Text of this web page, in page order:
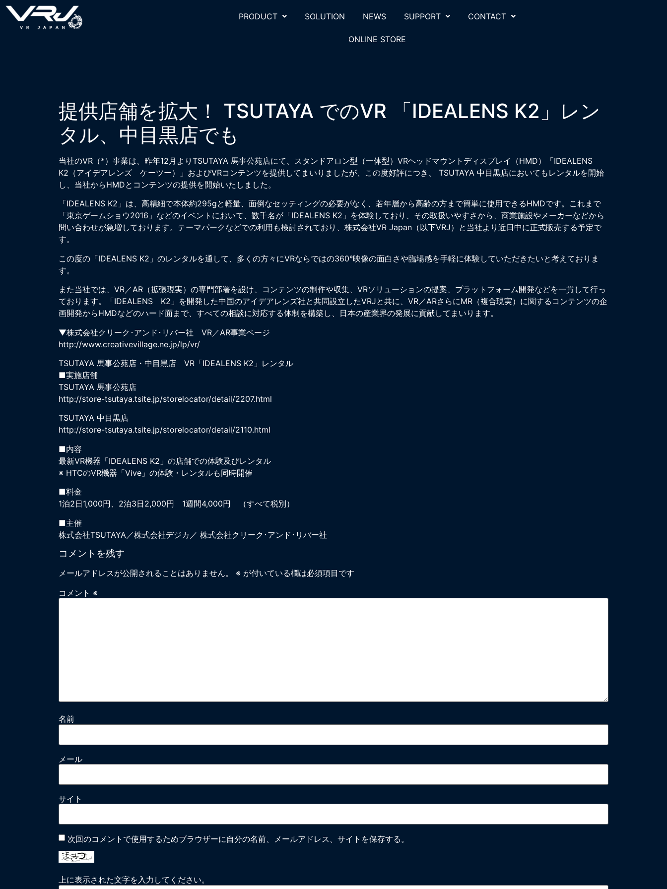
PRODUCT SOLUTION NEWS SUPPORT CONTACT
ONLINE STORE
提供店舗を拡大！ TSUTAYA でのVR 「IDEALENS K2」レン
タル、中目黒店でも
当社のVR（*）事業は、昨年12月よりTSUTAYA 馬事公苑店にて、スタンドアロン型（一体型）VRヘッドマウントディスプレイ（HMD）「IDEALENS
K2（アイデアレンズ ケーツー）」およびVRコンテンツを提供してまいりましたが、この度好評につき、 TSUTAYA 中目黒店においてもレンタルを開始
し、当社からHMDとコンテンツの提供を開始いたしました。
「IDEALENS K2」は、高精細で本体約295gと軽量、面倒なセッティングの必要がなく、若年層から高齢の方まで簡単に使用できるHMDです。これまで
「東京ゲームショウ2016」などのイベントにおいて、数千名が「IDEALENS K2」を体験しており、その取扱いやすさから、商業施設やメーカーなどから
問い合わせが急増しております。テーマパークなどでの利用も検討されており、株式会社VR Japan（以下VRJ）と当社より近日中に正式販売する予定で
す。
この度の「IDEALENS K2」のレンタルを通して、多くの方々にVRならではの360°映像の面白さや臨場感を手軽に体験していただきたいと考えておりま
す。
また当社では、VR／AR（拡張現実）の専門部署を設け、コンテンツの制作や収集、VRソリューションの提案、プラットフォーム開発などを一貫して行っ
ております。「IDEALENS K2」を開発した中国のアイデアレンズ社と共同設立したVRJと共に、VR／ARさらにMR（複合現実）に関するコンテンツの企
画開発からHMDなどのハード面まで、すべての相談に対応する体制を構築し、日本の産業界の発展に貢献してまいります。
▼株式会社クリーク･アンド･リバー社 VR／AR事業ページ
http://www.creativevillage.ne.jp/lp/vr/
TSUTAYA 馬事公苑店・中目黒店 VR「IDEALENS K2」レンタル
■実施店舗
TSUTAYA 馬事公苑店
http://store-tsutaya.tsite.jp/storelocator/detail/2207.html
TSUTAYA 中目黒店
http://store-tsutaya.tsite.jp/storelocator/detail/2110.html
■内容
最新VR機器「IDEALENS K2」の店舗での体験及びレンタル
※ HTCのVR機器「Vive」の体験・レンタルも同時開催
■料金
1泊2日1,000円、2泊3日2,000円 1週間4,000円 （すべて税別）
■主催
株式会社TSUTAYA／株式会社デジカ／ 株式会社クリーク･アンド･リバー社
コメントを残す
メールアドレスが公開されることはありません。 ※ が付いている欄は必須項目です
コメント ※
名前
メール
サイト
次回のコメントで使用するためブラウザーに自分の名前、メールアドレス、サイトを保存する。
上に表示された文字を入力してください。